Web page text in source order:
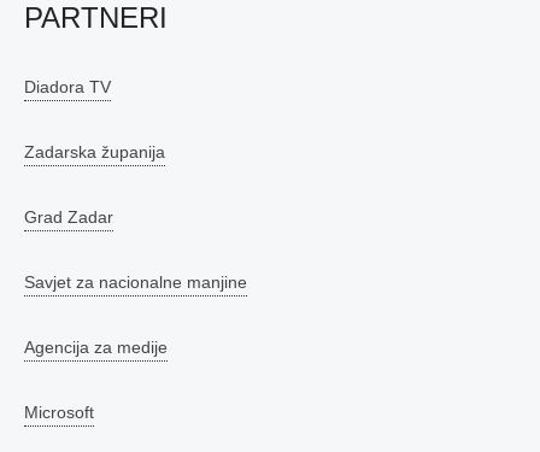
PARTNERI
Diadora TV
Zadarska županija
Grad Zadar
Savjet za nacionalne manjine
Agencija za medije
Microsoft